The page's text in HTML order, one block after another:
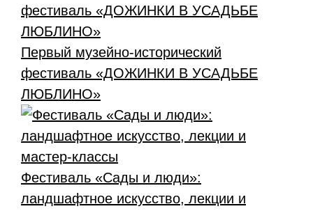
Первый музейно-исторический
фестиваль «ДОЖИНКИ В УСАДЬБЕ
ЛЮБЛИНО»
Фестиваль «Сады и люди»:
ландшафтное искусство, лекции и